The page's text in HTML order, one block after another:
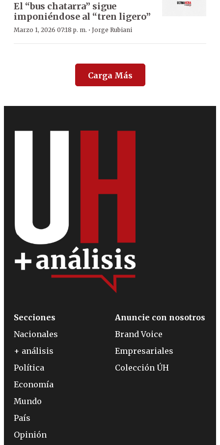
El “bus chatarra” sigue
imponiéndose al “tren ligero”
Marzo 1, 2026 07:18 p. m. · Jorge Rubiani
Carga Más
Secciones
Nacionales
+ análisis
Política
Economía
Mundo
País
Opinión
Anuncie con nosotros
Brand Voice
Empresariales
Colección ÚH